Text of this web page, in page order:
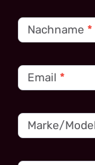
Nachname *
Email *
Marke/